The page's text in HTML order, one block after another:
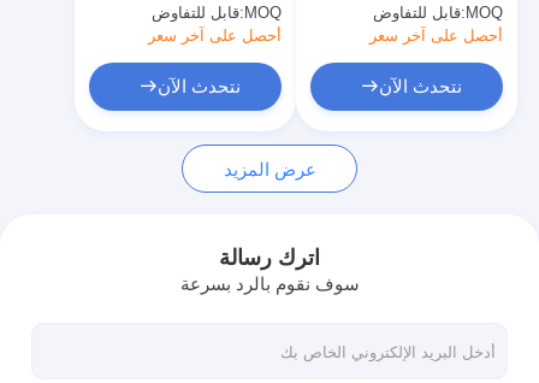
نتحدث الآن
يلقي مسحوق كربيد التنجستن
مسحوق كربيد التنجستن الكلي
مساحيق الرش الحراري
مسحوق نيكل كروم
MOQ: قابل للتفاوض
أحصل على آخر سعر
نتحدث الآن
MOQ: قابل للتفاوض
أحصل على آخر سعر
نتحدث الآن
عرض المزيد
اترك رسالة
سوف نقوم بالرد بسرعة